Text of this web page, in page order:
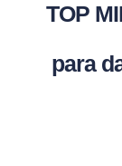
TOP
para